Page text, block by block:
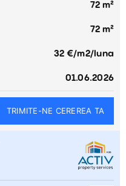
72 m²
72 m²
32 €‎/m2/luna
01.06.2026
TRIMITE-NE CEREREA TA